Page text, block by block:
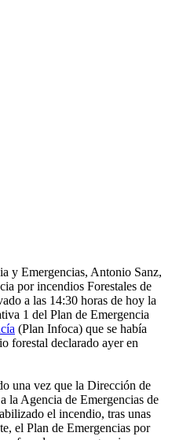
y Emergencias, Antonio Sanz,
por incendios Forestales de
a las 14:30 horas de hoy la
1 del Plan de Emergencia
(Plan Infoca) que se había
forestal declarado ayer en
una vez que la Dirección de
la Agencia de Emergencias de
el incendio, tras unas
el Plan de Emergencias por